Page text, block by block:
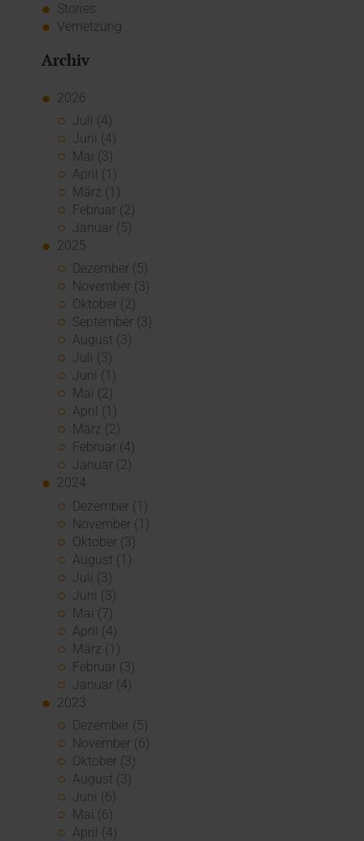
Stories
Vernetzung
Archiv
2026
Juli (4)
Juni (4)
Mai (3)
April (1)
März (1)
Februar (2)
Januar (5)
2025
Dezember (5)
November (3)
Oktober (2)
September (3)
August (3)
Juli (3)
Juni (1)
Mai (2)
April (1)
März (2)
Februar (4)
Januar (2)
2024
Dezember (1)
November (1)
Oktober (3)
August (1)
Juli (3)
Juni (3)
Mai (7)
April (4)
März (1)
Februar (3)
Januar (4)
2023
Dezember (5)
November (6)
Oktober (3)
August (3)
Juni (6)
Mai (6)
April (4)